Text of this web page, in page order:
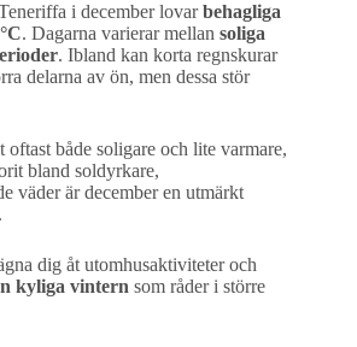
i december lovarbehagliga
. Dagarna varierar mellan soliga
. Ibland kan korta regnskurar
delarna av ön, men dessa stör
oftast både soligare och lite varmare,
bland soldyrkare,
väder är december en utmärkt
dig åt utomhusaktiviteter och
kyliga vintern som råder i större